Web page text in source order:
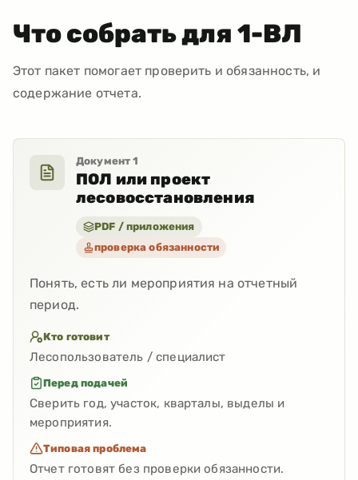
Что собрать для 1-ВЛ
Этот пакет помогает проверить и обязанность, и
содержание отчета.
Документ1
ПОЛ или проект
лесовосстановления
PDF / приложения
проверка обязанности
Понять, есть ли мероприятия на отчетный
период.
Кто готовит
Лесопользователь / специалист
Перед подачей
Сверить год, участок, кварталы, выделы и
мероприятия.
Типовая проблема
Отчет готовят без проверки обязанности.